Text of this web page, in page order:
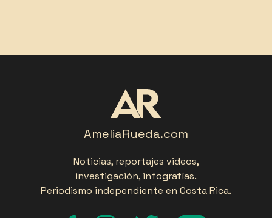
AmeliaRueda.com
Noticias, reportajes videos,
investigación, infografías.
Periodismo independiente en Costa Rica.